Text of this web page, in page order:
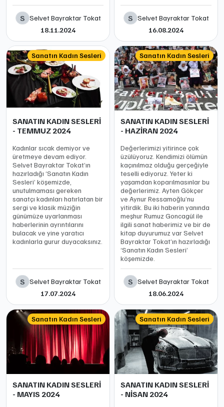
S Selvet Bayraktar Tokat
18.11.2024
S Selvet Bayraktar Tokat
16.08.2024
Sanatın Kadın Sesleri
SANATIN KADIN SESLERİ
- TEMMUZ 2024
Kadınlar sıcak demiyor ve
üretmeye devam ediyor.
Selvet Bayraktar Tokat’ın
hazırladığı ‘Sanatın Kadın
Sesleri’ köşemizde,
unutulmaması gereken
sanatçı kadınları hatırlatan bir
sergi ve klasik müziğin
günümüze uyarlanması
haberlerinin ayrıntılarını
bulacak ve yine yaratıcı
kadınlarla gurur duyacaksınız.
S Selvet Bayraktar Tokat
17.07.2024
Sanatın Kadın Sesleri
SANATIN KADIN SESLERİ
- HAZİRAN 2024
Değerlerimizi yitirince çok
üzülüyoruz. Kendimizi ölümün
kaçınılmaz olduğu gerçeğiyle
teselli ediyoruz. Yeter ki
yaşamdan koparılmasınlar bu
değerlerimiz. Ayten Gökçer
ve Aynur Ressamoğlu’nu
yitirdik. Bu iki haberin yanında
meşhur Rumuz Goncagül ile
ilgili sanat haberimiz ve bir de
kitap duyurumuz var Selvet
Bayraktar Tokat’ın hazırladığı
‘Sanatın Kadın Sesleri’
köşemizde.
S Selvet Bayraktar Tokat
18.06.2024
Sanatın Kadın Sesleri
SANATIN KADIN SESLERİ
- MAYIS 2024
Sanatın Kadın Sesleri
SANATIN KADIN SESLERİ
- NİSAN 2024